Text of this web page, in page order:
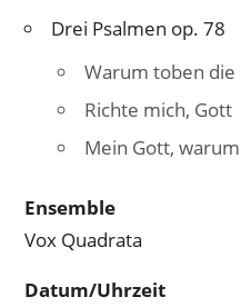
Drei Psalmen op. 78
Warum toben die
Richte mich, Gott
Mein Gott,
Ensemble
Vox Quadrata
Datum/Uhrzeit